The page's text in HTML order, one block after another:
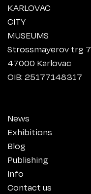
KARLOVAC
CITY
MUSEUMS
Strossmayerov trg 7
47000 Karlovac
OIB: 25177148317
News
Exhibitions
Blog
Publishing
Info
Contact us